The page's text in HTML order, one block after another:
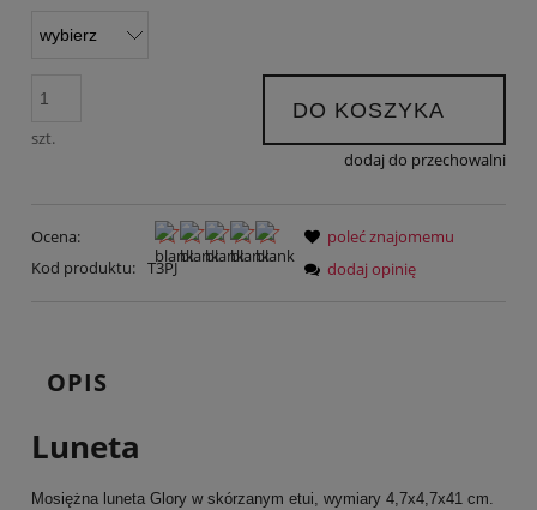
szt.
DO KOSZYKA
dodaj do przechowalni
Ocena:
Kod produktu: T3PJ
poleć znajomemu
dodaj opinię
OPIS
Luneta
Mosiężna luneta Glory w skórzanym etui, wymiary 4,7x4,7x41 cm.